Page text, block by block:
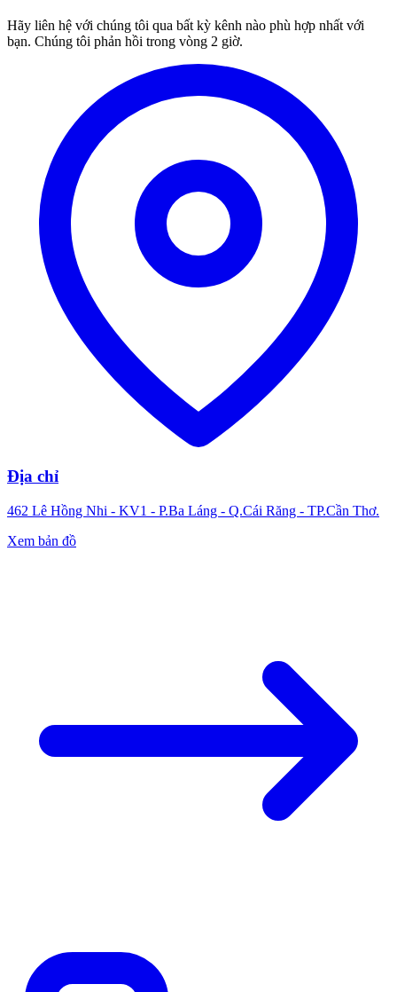
Hãy liên hệ với chúng tôi qua bất kỳ kênh nào phù hợp nhất với
bạn. Chúng tôi phản hồi trong vòng 2 giờ.
Địa chỉ
462 Lê Hồng Nhi - KV1 - P.Ba Láng - Q.Cái Răng - TP.Cần Thơ.
Xem bản đồ